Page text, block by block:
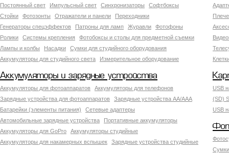
Постоянный свет Импульсный свет Синхронизаторы
Софтбоксы
Стойки
Фотозонты Отражатели и панели
Переходники
Генераторы спецэффектов
Патроны для ламп Журавли
Фотофоны
Ролики
Системы крепления
Фотобоксы и столы для предметной съемки
Лампы и колбы
Насадки
Сумки для студийного оборудования
Аккумуляторы для студийного света
Измерительное оборудование
Аккумуляторы и зарядные устройства
Аккумуляторы для фотоаппаратов
Аккумуляторы для телефонов
Зарядные устройства для фотоаппаратов
Зарядные устройства AA/AAA
Батарейки (элементы питания)
Сетевые адаптеры
Автомобильные зарядные устройства
Портативные аккумуляторы
Аккумуляторы для GoPro
Аккумуляторы студийные
Аккумуляторы для накамерных вспышек
Зарядные устройства студийные
USB
(SD)
USB